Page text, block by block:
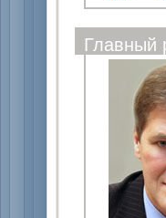
Главный